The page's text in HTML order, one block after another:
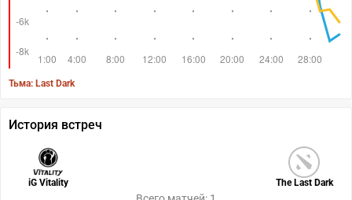
Тьма: Last Dark
История встреч
iG Vitality The Last Dark